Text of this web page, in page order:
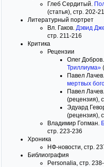
Глеб Сердитый.
(статья), стр. 202-
Литературный портрет
Вл. Гаков. Дэвид
стр. 211-216
Критика
Рецензии
Олег Добров.
Триллиума»
Павел Лачев.
мертвых
Павел Лачев.
(рецензия),
Эдуард
(рецензия),
Владимир Гопман.
стр. 223-236
Хроника
НФ-новости, стр.
Библиография
Personalia, стр.